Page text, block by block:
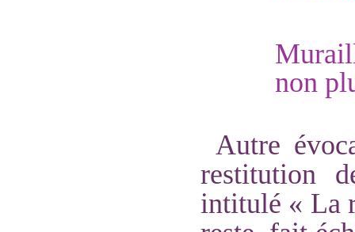
non
Autre
restitution
intitulé « La